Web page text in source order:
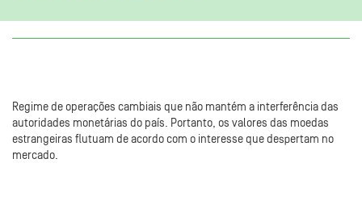
Regime de operações cambiais que não mantém a interferência das
autoridades monetárias do país. Portanto, os valores das moedas
estrangeiras flutuam de acordo com o interesse que despertam no
mercado.